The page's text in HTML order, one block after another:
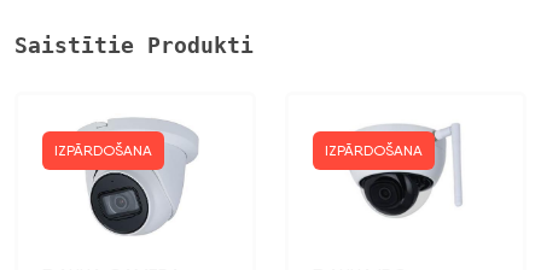
Saistītie Produkti
IZPĀRDOŠANA IZPĀRDOŠANA